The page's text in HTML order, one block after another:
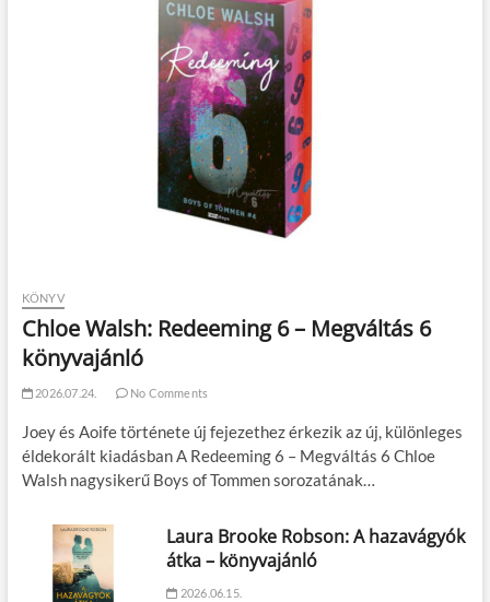
KÖNYV
Chloe Walsh: Redeeming 6 – Megváltás 6
könyvajánló
2026.07.24. No Comments
Joey és Aoife története új fejezethez érkezik az új, különleges
éldekorált kiadásban A Redeeming 6 – Megváltás 6 Chloe
Walsh nagysikerű Boys of Tommen sorozatának…
Laura Brooke Robson: A hazavágyók
átka – könyvajánló
2026.06.15.